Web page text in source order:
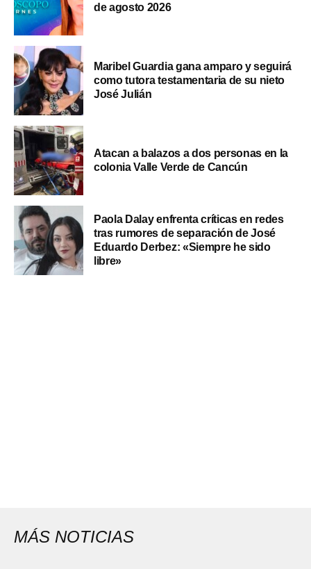
de agosto 2026
Maribel Guardia gana amparo y seguirá
como tutora testamentaria de su nieto
José Julián
Atacan a balazos a dos personas en la
colonia Valle Verde de Cancún
Paola Dalay enfrenta críticas en redes
tras rumores de separación de José
Eduardo Derbez: «Siempre he sido
libre»
MÁS NOTICIAS